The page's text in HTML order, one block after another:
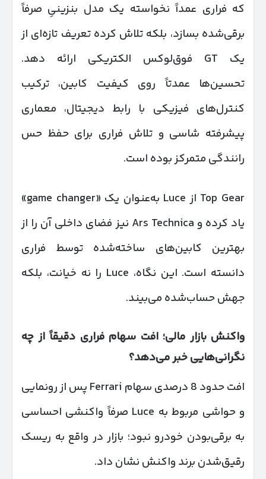
که فراری عمداً نخواسته یک مدل بنزینیِ صرفاً
برقی‌شده بسازد، بلکه تلاش کرده تعریف تازه‌ای از
یک GT فوق‌لوکس الکتریکی ارائه دهد.
تحسین‌ها عمدتاً روی کیفیت کابین، ترکیب
کنترل‌های فیزیکی با رابط دیجیتال، معماری
پیشرفته شاسی و تلاش فراری برای حفظ حس
رانندگی متمرکز بوده است.
Top Gear از Luce به‌عنوان یک «game changer»
یاد کرده و Ars Technica نیز فضای داخلی آن را از
بهترین کابین‌های ساخته‌شده توسط فراری
دانسته است. این نگاه، Luce را نه خیانت، بلکه
جهش حساب‌شده می‌بیند.
واکنش بازار مالی؛ افت سهام فراری دقیقاً از چه
نگرانی‌هایی خبر می‌دهد؟
افت حدود 8 درصدی سهام Ferrari پس از رونمایی
و حواشی مربوط به Luce صرفاً واکنشی احساسی
به برقی‌بودن خودرو نبود؛ بازار در واقع به ریسک
رقیق‌شدن برند واکنش نشان داد.